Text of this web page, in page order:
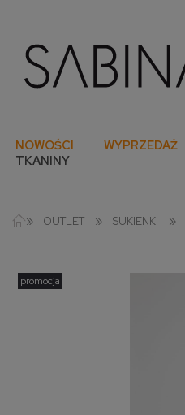
NOWOŚCI WYPRZEDAŻ
TKANINY
» OUTLET » SUKIENKI »
promocja